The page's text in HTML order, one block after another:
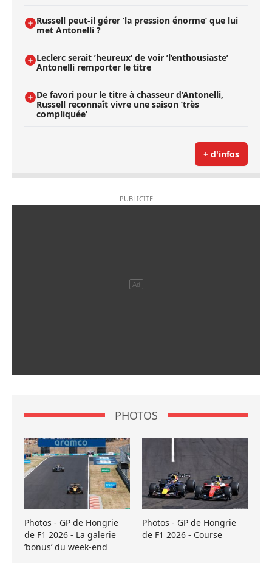
Russell peut-il gérer ’la pression énorme’ que lui
met Antonelli ?
Leclerc serait ’heureux’ de voir ’l’enthousiaste’
Antonelli remporter le titre
De favori pour le titre à chasseur d’Antonelli,
Russell reconnaît vivre une saison ’très
compliquée’
+ d'infos
PHOTOS
Photos - GP de Hongrie
de F1 2026 - La galerie
’bonus’ du week-end
Photos - GP de Hongrie
de F1 2026 - Course